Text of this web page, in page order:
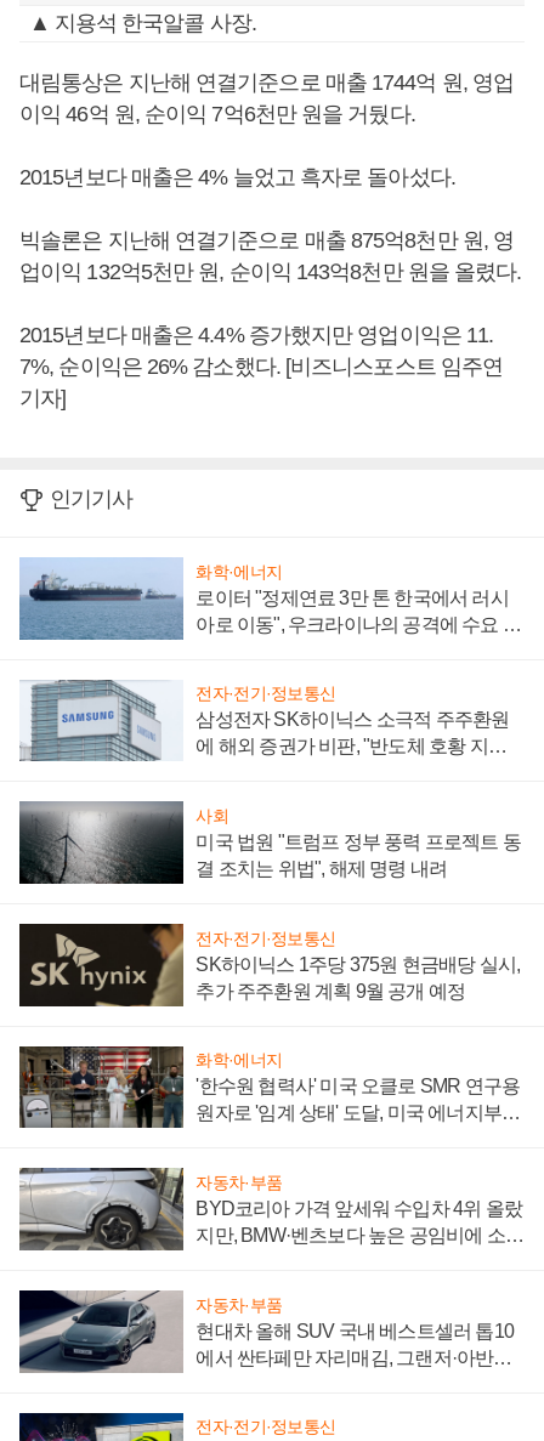
▲ 지용석 한국알콜 사장.
대림통상은 지난해 연결기준으로 매출 1744억 원, 영업
이익 46억 원, 순이익 7억6천만 원을 거뒀다.
2015년보다 매출은 4% 늘었고 흑자로 돌아섰다.
빅솔론은 지난해 연결기준으로 매출 875억8천만 원, 영
업이익 132억5천만 원, 순이익 143억8천만 원을 올렸다.
2015년보다 매출은 4.4% 증가했지만 영업이익은 11.
7%, 순이익은 26% 감소했다. [비즈니스포스트 임주연
기자]
인기기사
화학·에너지
로이터 "정제연료 3만 톤 한국에서 러시
아로 이동", 우크라이나의 공격에 수요 늘
전자·전기·정보통신
삼성전자 SK하이닉스 소극적 주주환원
에 해외 증권가 비판, "반도체 호황 지속
사회
미국 법원 "트럼프 정부 풍력 프로젝트 동
결 조치는 위법", 해제 명령 내려
전자·전기·정보통신
SK하이닉스 1주당 375원 현금배당 실시,
추가 주주환원 계획 9월 공개 예정
화학·에너지
'한수원 협력사' 미국 오클로 SMR 연구용
원자로 '임계 상태' 도달, 미국 에너지부
자동차·부품
BYD코리아 가격 앞세워 수입차 4위 올랐
지만, BMW·벤츠보다 높은 공임비에 소비
자동차·부품
현대차 올해 SUV 국내 베스트셀러 톱10
에서 싼타페만 자리매김, 그랜저·아반떼
전자·전기·정보통신